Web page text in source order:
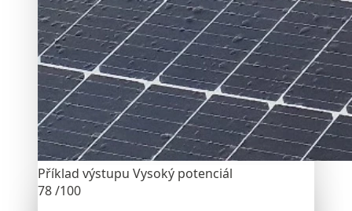
Příklad výstupu Vysoký potenciál
78/100